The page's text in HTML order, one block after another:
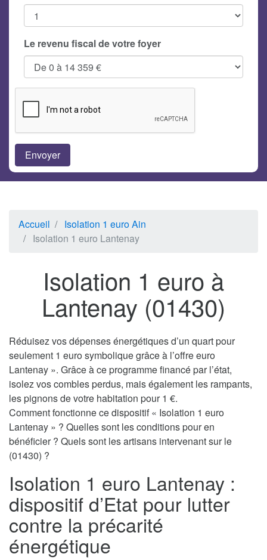
Le revenu fiscal de votre foyer
Accueil
Isolation 1 euro Ain
Isolation 1 euro Lantenay
Isolation 1 euro à
Lantenay (01430)
Réduisez vos dépenses énergétiques d’un quart pour
seulement 1 euro symbolique grâce à l’offre euro
Lantenay ». Grâce à ce programme financé par l’état,
isolez vos combles perdus, mais également les rampants,
les pignons de votre habitation pour 1 €.
Comment fonctionne ce dispositif « Isolation 1 euro
Lantenay » ? Quelles sont les conditions pour en
bénéficier ? Quels sont les artisans intervenant sur le
(01430) ?
Isolation 1 euro Lantenay :
dispositif d’Etat pour lutter
contre la précarité
énergétique